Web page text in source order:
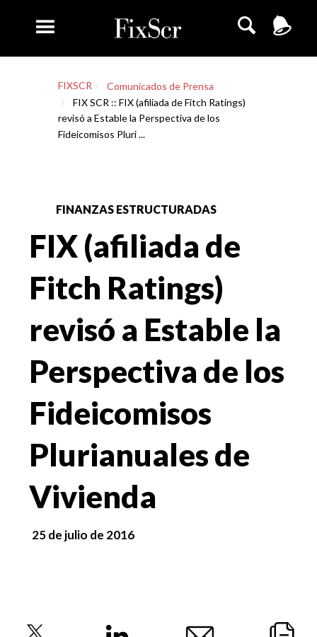
FIXSCR
Comunicados de Prensa
FIX SCR :: FIX (afiliada de Fitch Ratings)
revisó a Estable la Perspectiva de los
Fideicomisos Pluri ...
FINANZAS ESTRUCTURADAS
FIX (afiliada de
Fitch Ratings)
revisó a Estable la
Perspectiva de los
Fideicomisos
Plurianuales de
Vivienda
25 de julio de 2016